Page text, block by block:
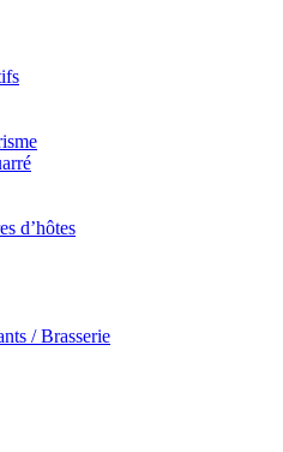
d’hôtes
/ Brasserie